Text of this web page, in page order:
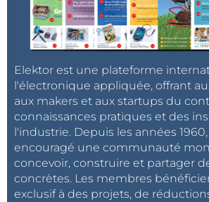
Elektor est une plateforme
l'électronique appliquée, offrant
aux makers et aux startups du
connaissances pratiques et des
l'industrie. Depuis les années
encouragé une communauté
concevoir, construire et partager
concrètes. Les membres
exclusif à des projets, de